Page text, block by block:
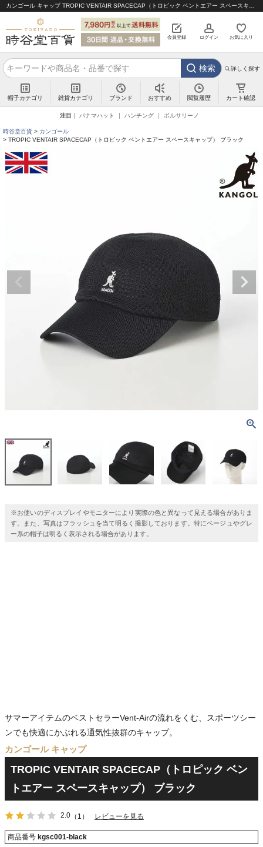
会員登録 ログイン お気に入り
検索 詳しく探す
帽子カテゴリ 雑貨カテゴリ ブランド おすすめ 閲覧履歴 カート確認
注目 パナマハット ハンチング ボルサリーノ
時谷堂百貨
カンゴール
TROPIC VENTAIR SPACECAP（トロピック ベントエアー スペースキャップ） ブラック
※お使いのディスプレイやモニターにより実際の色と異なって見える場合がありま
す。また、写真はフラッシュを当て明るく撮影しております。特にベージュやグレ
ー系の帽子は明るく表示される場合があります。
サマーアイテムのベストセラーVent-Airの流れをくむ、スポーツシー
ンでも快適にかぶれる通気性抜群のキャップ。
カンゴール キャップ
TROPIC VENTAIR SPACECAP（トロピック ベン
トエアー スペースキャップ） ブラック
2.0 （1） レビューを見る
商品番号 kgsc001-black